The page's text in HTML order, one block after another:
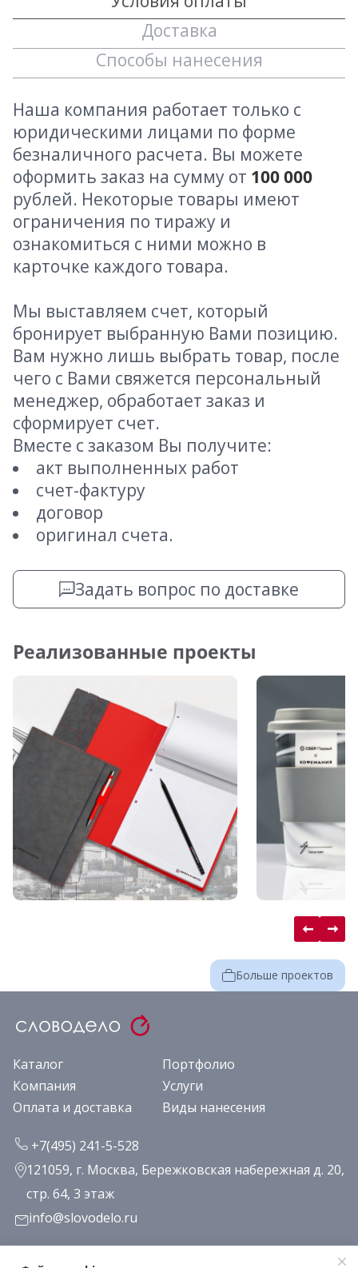
Доставка
Способы нанесения
Наша компания работает только с
юридическими лицами по форме
безналичного расчета. Вы можете
оформить заказ на сумму от 100 000
рублей. Некоторые товары имеют
ограничения по тиражу и
ознакомиться с ними можно в
карточке каждого товара.
Мы выставляем счет, который
бронирует выбранную Вами позицию.
Вам нужно лишь выбрать товар, после
чего с Вами свяжется персональный
менеджер, обработает заказ и
сформирует счет.
Вместе с заказом Вы получите:
акт выполненных работ
счет-фактуру
договор
оригинал счета.
Задать вопрос по доставке
Реализованные проекты
Больше проектов
Каталог
Портфолио
Компания
Услуги
Оплата и доставка
Виды нанесения
+7(495) 241-5-528
121059, г. Москва, Бережковская набережная д. 20,
стр. 64, 3 этаж
info@slovodelo.ru